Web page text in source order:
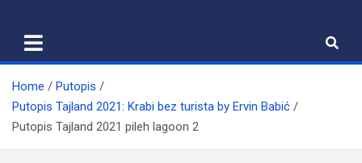
content
Home
Putopis
Putopis Tajland 2021: Krabi bez turista by Ervin Babić
Putopis Tajland 2021 pileh lagoon 2